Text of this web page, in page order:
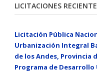
LICITACIONES
Licitación Pública
Urbanización Integral
de los Andes, Provincia
Programa de